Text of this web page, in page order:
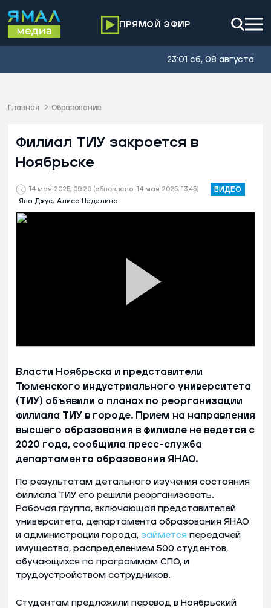
ПРЯМОЙ ЭФИР
23:01 сб, 08 августа
Главная Образование
14 мая 2025, 09:29 (обновлено: 14 мая 2025, 13:45) ВИДЕО
Яна Джус, Алиса Неделина
Филиал ТИУ закроется в
Ноябрьске
Власти Ноябрьска и представители
Тюменского индустриального университета
(ТИУ) объявили о планах по реорганизации
филиала ТИУ в городе. Прием на направления
высшего образования в филиале не ведется с
2020 года, сообщила пресс-служба
департамента образования ЯНАО.
По результатам детального изучения состояния
филиала ТИУ его решили реорганизовать.
Рабочая группа, включающая представителей
университета, департамента образования ЯНАО
и администрации города, займется передачей
имущества, распределением 500 студентов,
обучающихся по программам СПО, и
трудоустройством сотрудников.
Студентам предложили перевод в Ноябрьский